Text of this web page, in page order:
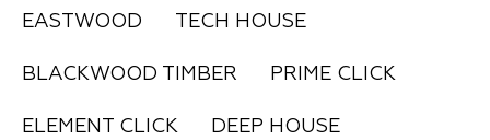
EASTWOOD TECH HOUSE
BLACKWOOD TIMBER PRIME CLICK
ELEMENT CLICK DEEP HOUSE